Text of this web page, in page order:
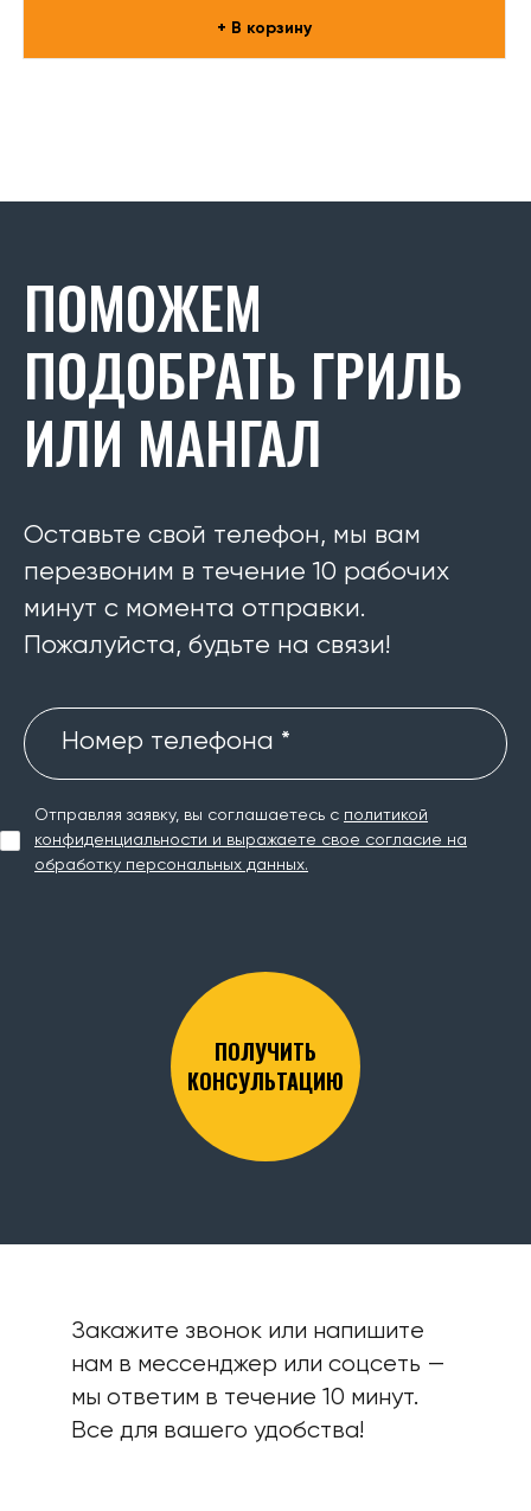
+ В корзину
ПОМОЖЕМ
ПОДОБРАТЬ ГРИЛЬ
ИЛИ МАНГАЛ
Оставьте свой телефон, мы вам
перезвоним в течение 10 рабочих
минут с момента отправки.
Пожалуйста, будьте на связи!
Номер телефона *
Отправляя заявку, вы соглашаетесь с политикой
конфиденциальности и выражаете свое согласие на
обработку персональных данных.
ПОЛУЧИТЬ
КОНСУЛЬТАЦИЮ
Закажите звонок или напишите
нам в мессенджер или соцсеть —
мы ответим в течение 10 минут.
Все для вашего удобства!